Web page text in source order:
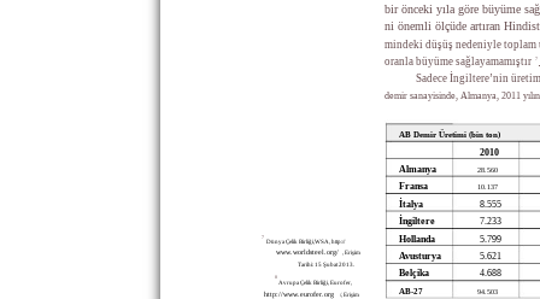
bir önceki yıla göre büyüme
ni önemli ölçüde artıran
mindeki düşüş nedeniyle toplam
oranla büyüme sağlayamamıştır 7
Sadece İngiltere’nin
demir sanayisinde, Almanya, 2011
AB Demir Üretimi (bin ton)
2010
Almanya
28.560
Fransa 10.137
İtalya
8.555
İngiltere
7.233
Hollanda
5.799
Avusturya
5.621
Belçika
4.688
AB-27 94.503
7
Dünya Çelik Birliği,WSA, http://
www.worldsteel.org/
, Erişim
Tarihi: 15 Şubat 2013.
8
Avrupa Çelik Birliği, Eurofer,
http://www.eurofer.org
/, Erişim